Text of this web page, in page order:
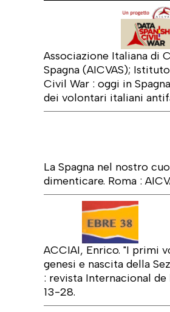
Associazione Italiana di
Spagna (AICVAS);
Civil War : oggi in
dei volontari italiani
La Spagna nel nostro
dimenticare. Roma :
ACCIAI, Enrico. "I primi
genesi e nascita della
: revista Internacional de
13-28.